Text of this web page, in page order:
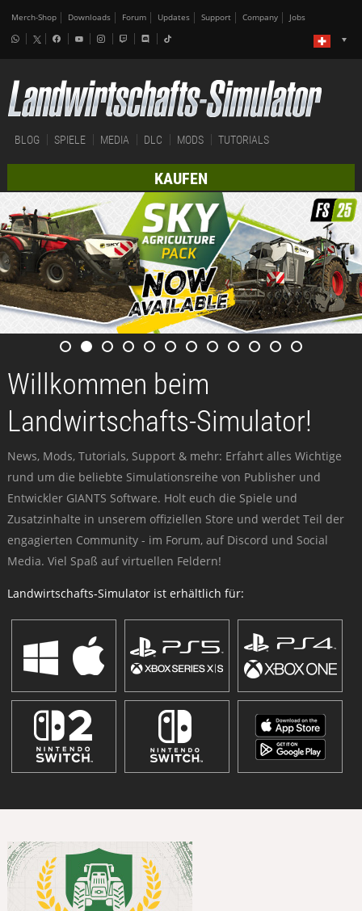
Merch-Shop Downloads Forum Updates Support Company Jobs
BLOG SPIELE MEDIA DLC MODS TUTORIALS
KAUFEN
Willkommen beim
Landwirtschafts-Simulator!
News, Mods, Tutorials, Support & mehr: Erfahrt alles Wichtige
rund um die beliebte Simulationsreihe von Publisher und
Entwickler GIANTS Software. Holt euch die Spiele und
Zusatzinhalte in unserem offiziellen Store und werdet Teil der
engagierten Community - im Forum, auf Discord und Social
Media. Viel Spaß auf virtuellen Feldern!
Landwirtschafts-Simulator ist erhältlich für: